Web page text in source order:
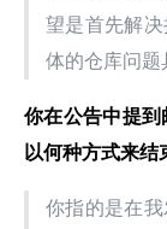
望是首先解
体的仓库问题
你在公告中提
以何种方式来结
你指的是在